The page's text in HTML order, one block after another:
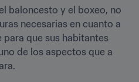
baloncesto y el boxeo, no
necesarias en cuanto a
que sus habitantes
de los aspectos que a